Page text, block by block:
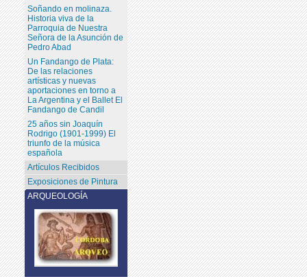
ARQUEOLOGÍA
Soñando en molinaza.
Historia viva de la
Parroquia de Nuestra
Señora de la Asunción de
Pedro Abad
Un Fandango de Plata:
De las relaciones
artísticas y nuevas
aportaciones en torno a
La Argentina y el Ballet El
Fandango de Candil
25 años sin Joaquín
Rodrigo (1901-1999) El
triunfo de la música
española
Artículos Recibidos
Exposiciones de Pintura